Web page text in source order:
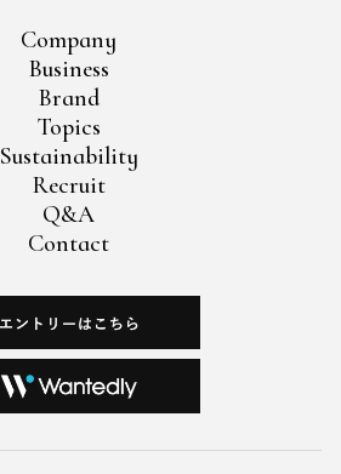
Company
Business
Brand
Topics
Sustainability
Recruit
Q&A
Contact